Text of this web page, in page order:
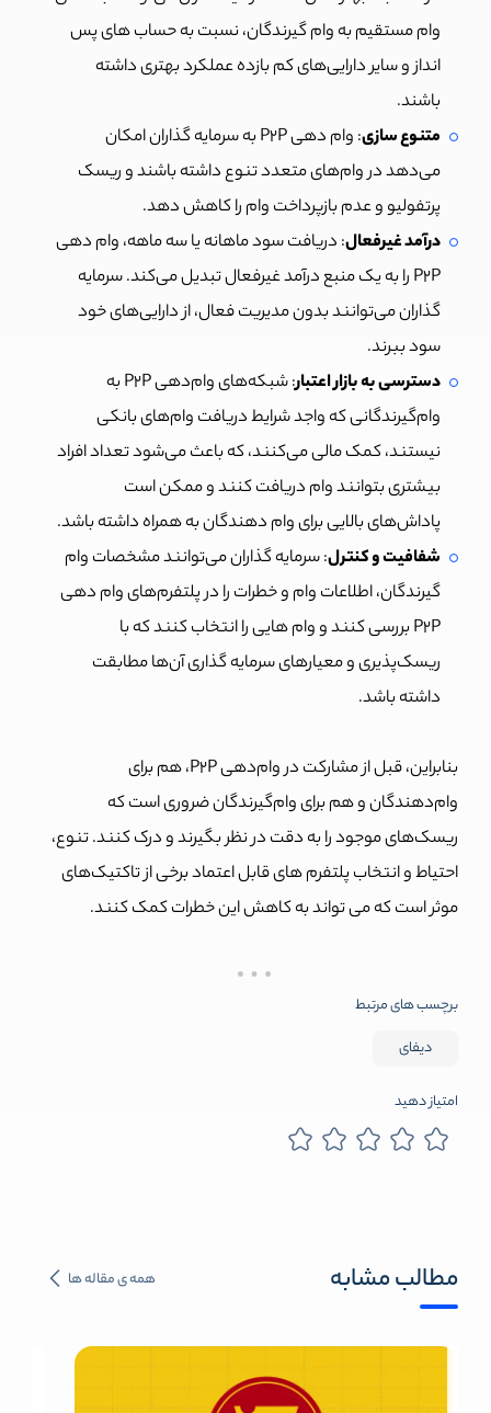
وام مستقیم به وام گیرندگان، نسبت به حساب های پس
انداز و سایر دارایی‌های کم بازده عملکرد بهتری داشته
باشند.
متنوع سازی
: وام دهی P2P به سرمایه گذاران امکان
می‌دهد در وام‌های متعدد تنوع داشته باشند و ریسک
پرتفولیو و عدم بازپرداخت وام را کاهش دهد.
درآمد غیرفعال: دریافت سود ماهانه یا سه ماهه، وام دهی
P2P را به یک منبع درآمد غیرفعال تبدیل می‌کند. سرمایه
گذاران می‌توانند بدون مدیریت فعال، از دارایی‌های خود
سود ببرند.
دسترسی به بازار اعتبار
: شبکه‌های وام‌دهی P2P به
وام‌گیرندگانی که واجد شرایط دریافت وام‌های بانکی
نیستند، کمک مالی می‌کنند، که باعث می‌شود تعداد افراد
بیشتری بتوانند وام دریافت کنند و ممکن است
پاداش‌های بالایی برای وام دهندگان به همراه داشته باشد.
شفافیت و کنترل: سرمایه گذاران می‌توانند مشخصات وام
گیرندگان، اطلاعات وام و خطرات را در پلتفرم‌های وام دهی
P2P بررسی کنند و وام هایی را انتخاب کنند که با
ریسک‌پذیری و معیارهای سرمایه گذاری آن‌ها مطابقت
داشته باشد.
بنابراین، قبل از مشارکت در وام‌دهی P2P، هم برای
وام‌دهندگان و هم برای وام‌گیرندگان ضروری است که
ریسک‌های موجود را به دقت در نظر بگیرند و درک کنند. تنوع،
احتیاط و انتخاب پلتفرم های قابل اعتماد برخی از تاکتیک‌های
موثر است که می تواند به کاهش این خطرات کمک کنند.
برچسب های مرتبط
دیفای
امتیاز دهید
مطالب مشابه همه ی مقاله ها